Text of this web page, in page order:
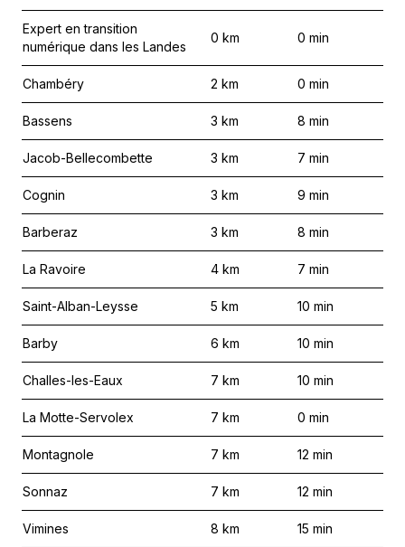
Expert en transition
numérique dans les Landes
0 km 0 min
Chambéry 2 km 0 min
Bassens 3 km 8 min
Jacob-Bellecombette 3 km 7 min
Cognin 3 km 9 min
Barberaz 3 km 8 min
La Ravoire 4 km 7 min
Saint-Alban-Leysse 5 km 10 min
Barby 6 km 10 min
Challes-les-Eaux 7 km 10 min
La Motte-Servolex 7 km 0 min
Montagnole 7 km 12 min
Sonnaz 7 km 12 min
Vimines 8 km 15 min